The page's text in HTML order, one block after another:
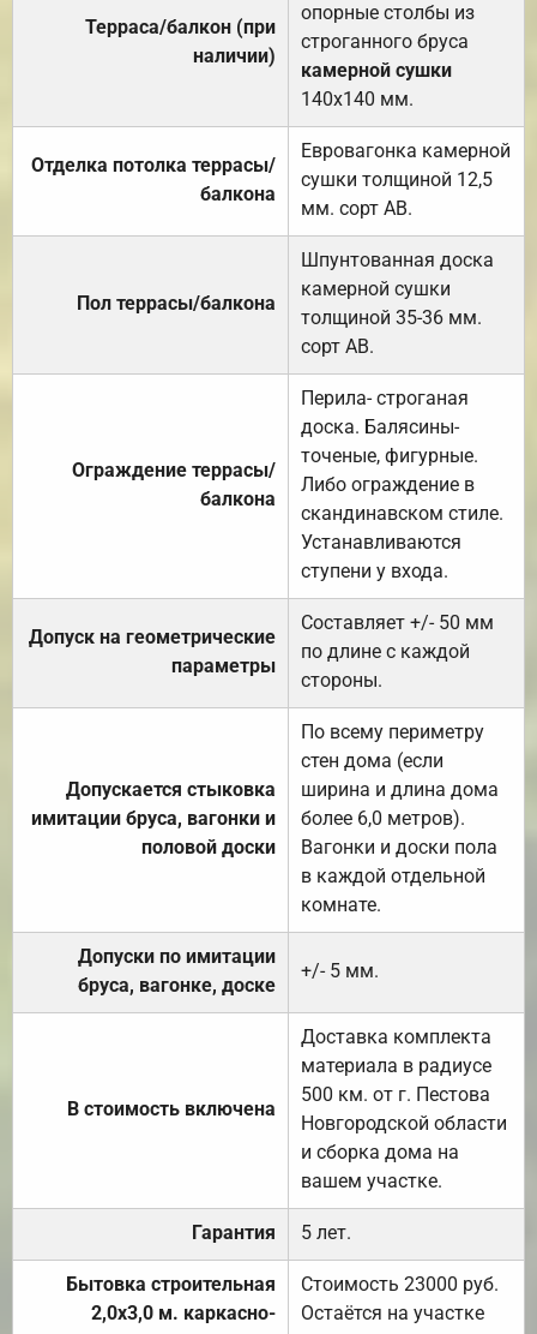
Терраса/балкон (при
наличии)
опорные столбы из
строганного бруса
камерной сушки
140х140 мм.
Отделка потолка террасы/
балкона
Евровагонка камерной
сушки толщиной 12,5
мм. сорт АВ.
Пол террасы/балкона
Шпунтованная доска
камерной сушки
толщиной 35-36 мм.
сорт АВ.
Ограждение террасы/
балкона
Перила- строганая
доска. Балясины-
точеные, фигурные.
Либо ограждение в
скандинавском стиле.
Устанавливаются
ступени у входа.
Допуск на геометрические
параметры
Составляет +/- 50 мм
по длине с каждой
стороны.
Допускается стыковка
имитации бруса, вагонки и
половой доски
По всему периметру
стен дома (если
ширина и длина дома
более 6,0 метров).
Вагонки и доски пола
в каждой отдельной
комнате.
Допуски по имитации
бруса, вагонке, доске
+/- 5 мм.
В стоимость включена
Доставка комплекта
материала в радиусе
500 км. от г. Пестова
Новгородской области
и сборка дома на
вашем участке.
Гарантия 5 лет.
Бытовка строительная
2,0х3,0 м. каркасно-
Стоимость 23000 руб.
Остаётся на участке